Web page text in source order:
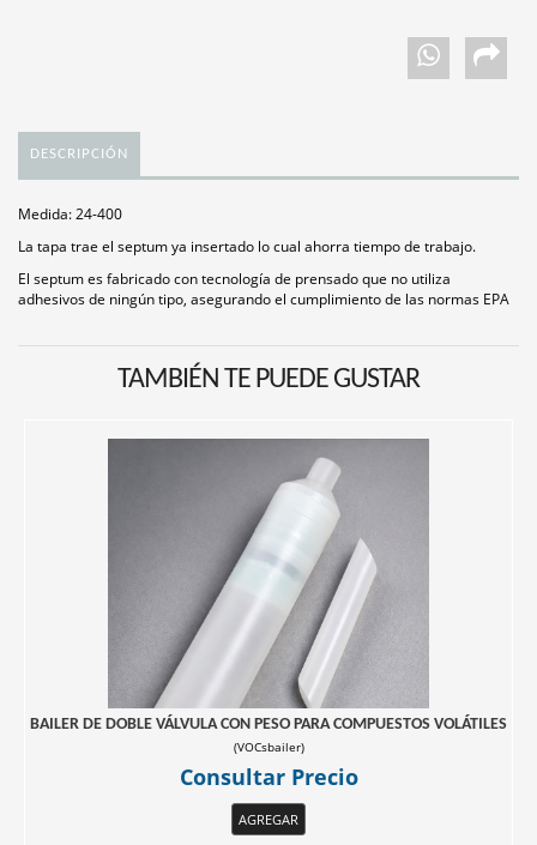
DESCRIPCIÓN
Medida: 24-400
La tapa trae el septum ya insertado lo cual ahorra tiempo de trabajo.
El septum es fabricado con tecnología de prensado que no utiliza
adhesivos de ningún tipo, asegurando el cumplimiento de las normas EPA
TAMBIÉN TE PUEDE GUSTAR
BAILER DE DOBLE VÁLVULA CON PESO PARA COMPUESTOS VOLÁTILES
(VOCsbailer)
Consultar Precio
AGREGAR